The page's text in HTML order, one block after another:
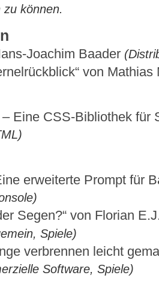
können.
Joachim Baader
von
Eine CSS-Bibliothek für
erweiterte Prompt für
Segen?“ von Florian
Spiele)
verbrennen leicht
Software, Spiele)